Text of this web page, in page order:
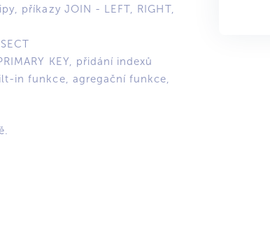
příkazy JOIN - LEFT, RIGHT,
KEY, přidání indexů
in funkce, agregační funkce,